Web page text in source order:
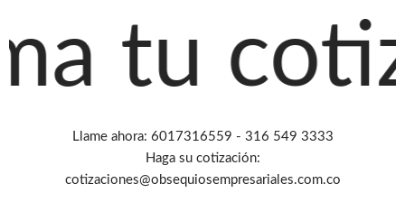
Saltar
tu
Llame ahora: 6017316559 - 316 549 3333
Haga su cotización:
cotizaciones@obsequiosempresariales.com.co